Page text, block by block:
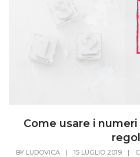
Come usare i
BY LUDOVICA | 15 LUGLIO 2019 |